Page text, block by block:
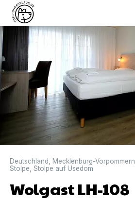
DIREKT BUCHBAR
Deutschland Mecklenburg-Vorpommern
Stolpe Stolpe auf Usedom
Wolgast LH-108